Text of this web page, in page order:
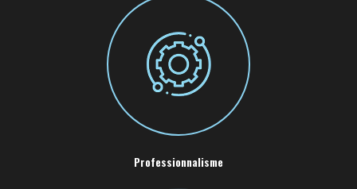
Professionnalisme